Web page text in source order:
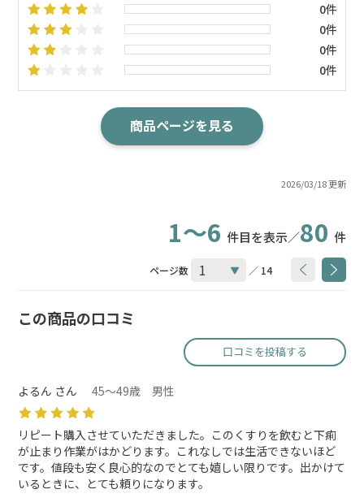
2026/03/18 更新
0件
0件
0件
0件
商品ページを見る
1～6 件目を表示／80 件
ページ数 ／ 14
この商品の口コミ
口コミを投稿する
よるん さん 45～49歳 男性
リピート購入させていただきました。このくすりを飲むと下痢
が止まり作業がはかどります。これなしでは生活できないほど
です。値段も安く良心的なのでとても嬉しい限りです。出かけて
いるときに、とても頼りになります。